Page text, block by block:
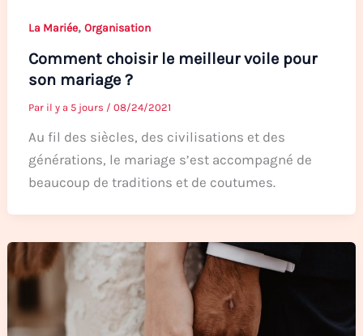
La Mariée, Organisation
Comment choisir le meilleur voile pour
son mariage ?
Par il y a 5 jours / 08/24/2021
Au fil des siècles, des civilisations et des
générations, le mariage s’est accompagné de
beaucoup de traditions et de coutumes.